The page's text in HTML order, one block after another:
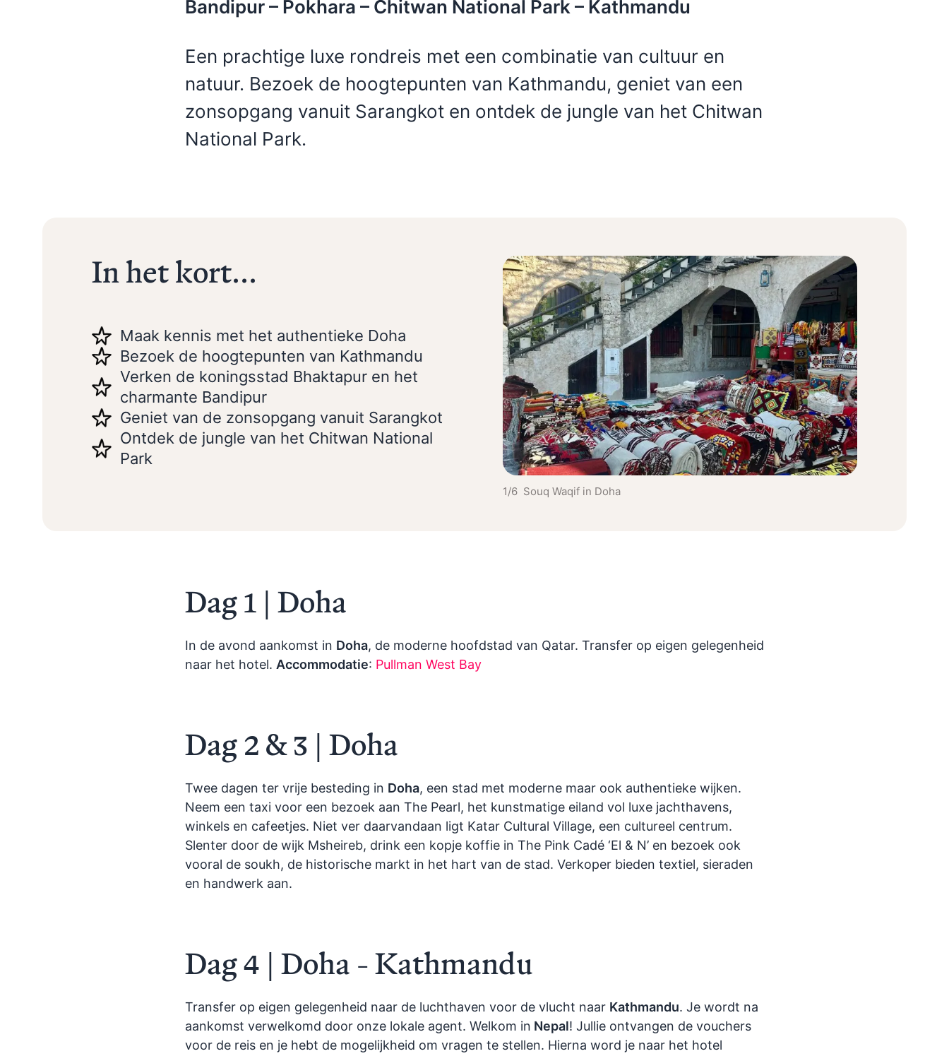
Cambodja
Tempels, jungle, grotten,
mangrove en strand
Bandipur – Pokhara – Chitwan National Park – Kathmandu
Een prachtige luxe rondreis met een combinatie van cultuur en
natuur. Bezoek de hoogtepunten van Kathmandu, geniet van een
zonsopgang vanuit Sarangkot en ontdek de jungle van het Chitwan
National Park.
In het kort...
Maak kennis met het authentieke Doha
Bezoek de hoogtepunten van Kathmandu
Verken de koningsstad Bhaktapur en het
charmante Bandipur
Geniet van de zonsopgang vanuit Sarangkot
Ontdek de jungle van het Chitwan National
Park
2/6 Kathmandu
Dag 1 | Doha
In de avond aankomst in Doha, de moderne hoofdstad van Qatar. Transfer op eigen gelegenheid
naar het hotel. Accommodatie: Pullman West Bay
Dag 2 & 3 | Doha
Twee dagen ter vrije besteding in Doha, een stad met moderne maar ook authentieke wijken.
Neem een taxi voor een bezoek aan The Pearl, het kunstmatige eiland vol luxe jachthavens,
winkels en cafeetjes. Niet ver daarvandaan ligt Katar Cultural Village, een cultureel centrum.
Slenter door de wijk Msheireb, drink een kopje koffie in The Pink Cadé ‘El & N’ en bezoek ook
vooral de soukh, de historische markt in het hart van de stad. Verkoper bieden textiel, sieraden
en handwerk aan.
Dag 4 | Doha - Kathmandu
Transfer op eigen gelegenheid naar de luchthaven voor de vlucht naar Kathmandu. Je wordt na
aankomst verwelkomd door onze lokale agent. Welkom in Nepal! Jullie ontvangen de vouchers
voor de reis en je hebt de mogelijkheid om vragen te stellen. Hierna word je naar het hotel